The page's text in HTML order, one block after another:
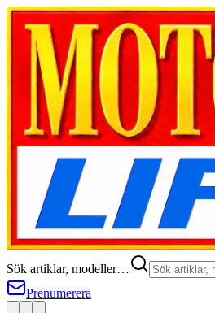
Sök artiklar, modeller…
Prenumerera